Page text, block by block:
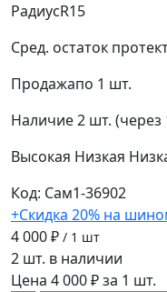
РадиусR15
Сред. остаток
Продажапо 1 шт.
Наличие2 шт. (через
Высокая Низкая
Код: Сам1-36902
+Скидка 20% на
4 000 ₽ / 1 шт
2 шт. в наличии
Цена 4 000 ₽ за 1 шт.